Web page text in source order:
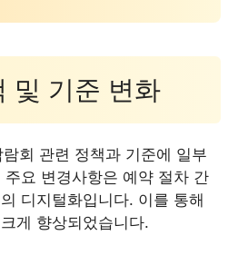
및 기준 변화
회 관련 정책과 기준에 일부
주요 변경사항은 예약 절차 간
디지털화입니다. 이를 통해
게 향상되었습니다.